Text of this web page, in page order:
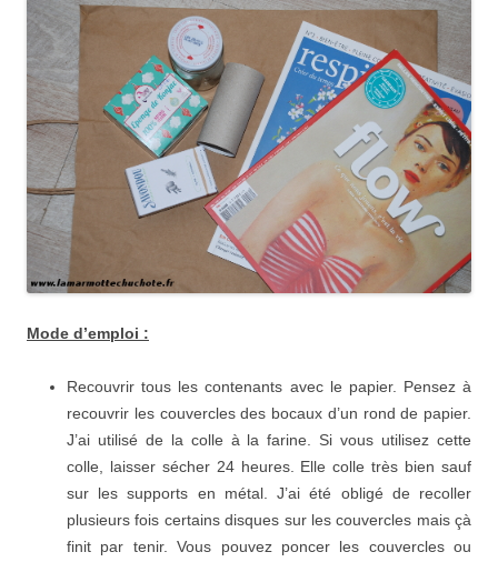
Mode d’emploi :
Recouvrir tous les contenants avec le papier. Pensez à
recouvrir les couvercles des bocaux d’un rond de papier.
J’ai utilisé de la colle à la farine. Si vous utilisez cette
colle, laisser sécher 24 heures. Elle colle très bien sauf
sur les supports en métal. J’ai été obligé de recoller
plusieurs fois certains disques sur les couvercles mais çà
finit par tenir. Vous pouvez poncer les couvercles ou